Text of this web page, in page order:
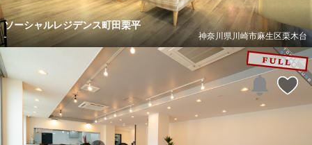
ソーシャルレジデンス町田栗平
神奈川県川崎市麻生区栗木台
-